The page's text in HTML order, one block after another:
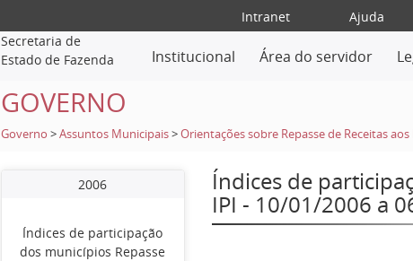
Intranet Ajuda
Secretaria de
Estado de Fazenda
Institucional Área do servidor
GOVERNO
Governo >Assuntos Municipais >Orientações sobre Repasse de Receitas
2006
Índices de participação
dos municípios Repasse
Índices de
IPI - 10/01/2006 a